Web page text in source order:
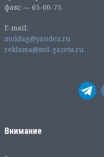
факс — 65-00-75
E-mail:
moldag@yandex.ru
reklama@md-gazeta.ru
Внимание